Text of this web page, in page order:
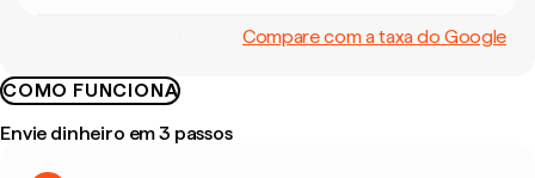
Compare com a taxa do Google
COMO FUNCIONA
Envie dinheiro em 3 passos